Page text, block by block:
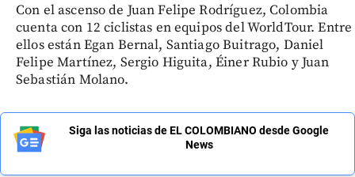
Con el ascenso de Juan Felipe Rodríguez, Colombia
cuenta con 12 ciclistas en equipos del WorldTour. Entre
ellos están Egan Bernal, Santiago Buitrago, Daniel
Felipe Martínez, Sergio Higuita, Éiner Rubio y Juan
Sebastián Molano.
Siga las noticias de EL COLOMBIANO desde Google
News